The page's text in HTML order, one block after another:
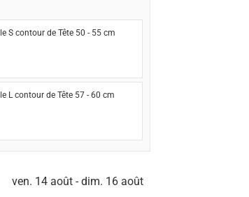
S contour de Tête 50 - 55 cm
L contour de Tête 57 - 60 cm
ven. 14 août - dim. 16 août